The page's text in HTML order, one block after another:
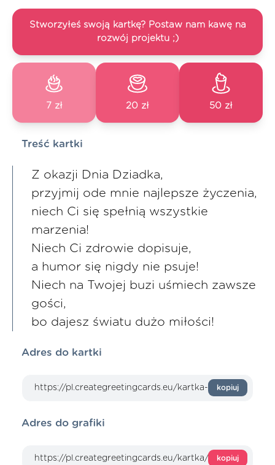
Stworzyłeś swoją kartkę? Postaw nam kawę na
rozwój projektu ;)
7 zł 20 zł 50 zł
Treść kartki
Z okazji Dnia Dziadka,
przyjmij ode mnie najlepsze życzenia,
niech Ci się spełnią wszystkie
marzenia!
Niech Ci zdrowie dopisuje,
a humor się nigdy nie psuje!
Niech na Twojej buzi uśmiech zawsze
gości,
bo dajesz światu dużo miłości!
Adres do kartki
kopiuj
Adres do grafiki
kopiuj